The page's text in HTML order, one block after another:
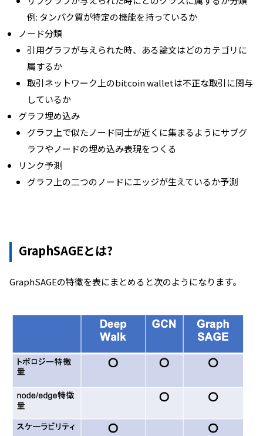
例: タンパク質が特定の機能を持っているか
ノード分類
引用グラフが与えられた時、ある論文はどのカテゴリに
属するか
取引ネットワーク上のbitcoin walletは不正な取引に関与
しているか
グラフ埋め込み
グラフ上で似たノード同士が近くに集まるようにサブグ
ラフやノードの埋め込み表現をつくる
リンク予測
グラフ上の二つのノードにエッジが生えているか予測
GraphSAGEとは?
GraphSAGEの特徴を表にまとめると次のようになります。